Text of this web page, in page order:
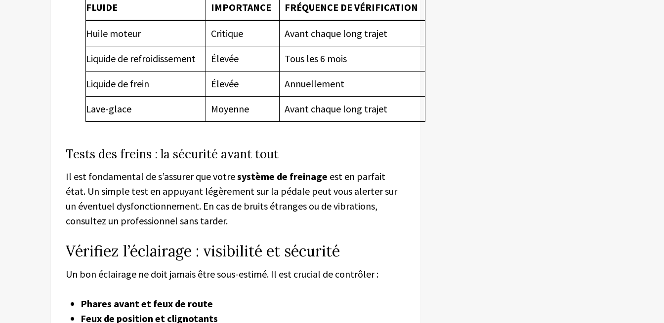
FLUIDE IMPORTANCE FRÉQUENCE DE VÉRIFICATION
Huile moteur Critique Avant chaque long trajet
Liquide de refroidissement Élevée Tous les 6 mois
Liquide de frein Élevée Annuellement
Lave-glace Moyenne Avant chaque long trajet
Tests des freins : la sécurité avant tout
Il est fondamental de s’assurer que votresystème de freinage est en parfait
état. Un simple test en appuyant légèrement sur la pédale peut vous alerter sur
un éventuel dysfonctionnement. En cas de bruits étranges ou de vibrations,
consultez un professionnel sans tarder.
Vérifiez l’éclairage : visibilité et sécurité
Un bon éclairage ne doit jamais être sous-estimé. Il est crucial de contrôler :
Phares avant et feux de route
Feux de position et clignotants